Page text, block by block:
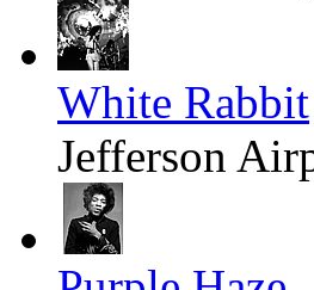
White Rabbit
Jefferson